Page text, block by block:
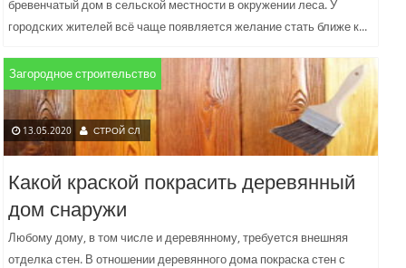
бревенчатый дом в сельской местности в окружении леса. У
городских жителей всё чаще появляется желание стать ближе к...
Загородное строительство
13.05.2020 СТРОЙ СЛ
Какой краской покрасить деревянный
дом снаружи
Любому дому, в том числе и деревянному, требуется внешняя
отделка стен. В отношении деревянного дома покраска стен с